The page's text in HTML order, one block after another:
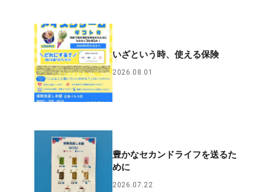
いざという時、使える保険
2026.08.01
豊かなセカンドライフを送るた
めに
2026.07.22